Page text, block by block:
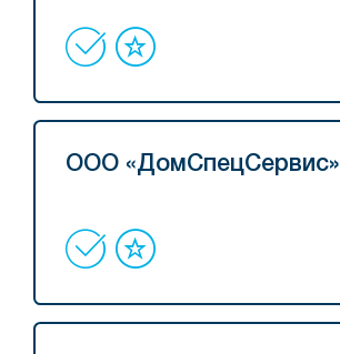
ООО «ДомСпецСервис»